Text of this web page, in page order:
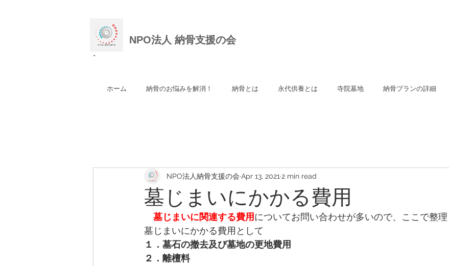
NPO法人 納骨支援の会
"
ホーム
納骨のお悩みを解消！ 納骨とは 永代供養とは 寺院墓地 納骨プランの詳細
墓じまいにかかる費用
NPO法人納骨支援の会 Apr 13, 2021 2 min read
墓じまいに関連する費用についてお問い合わせが多いので、ここで整理
墓じまいにかかる費用として
１．墓石の撤去及び墓地の更地費用
２．離檀料